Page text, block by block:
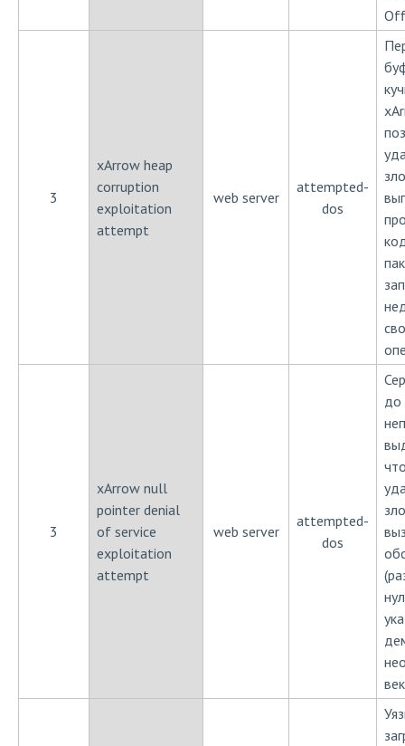
3
xArrow heap
corruption
exploitation
attempt
web server
attempted-
dos
3
xArrow null
pointer denial
of service
exploitation
attempt
web server
attempted-
dos
до